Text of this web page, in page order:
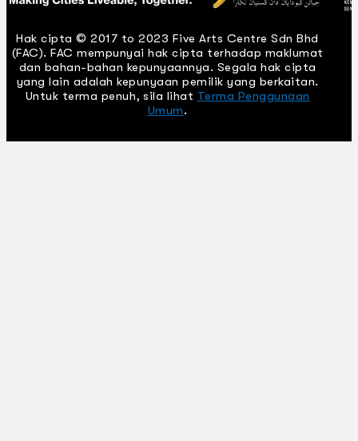
Hak cipta © 2017 to 2023 Five Arts Centre Sdn Bhd
(FAC). FAC mempunyai hak cipta terhadap maklumat
dan bahan-bahan kepunyaannya. Segala hak cipta
yang lain adalah kepunyaan pemilik yang berkaitan.
Untuk terma penuh, sila lihat Terma Penggunaan
Umum.